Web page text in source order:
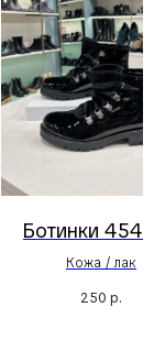
Ботинки 4547/
Кожа / лак
250 р.